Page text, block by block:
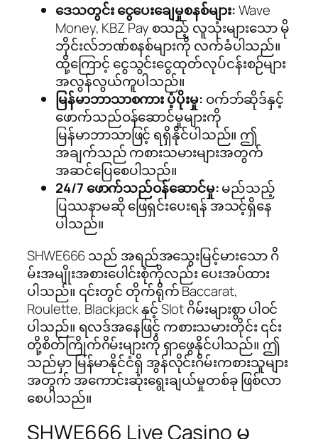
ဒေသတွင်း ငွေပေးချေမှုစနစ်များ:Wave
Money, KBZ Pay စသည့် လူသုံးများသော မို
ဘိုင်းလ်ဘဏ်စနစ်များကို လက်ခံပါသည်။
ထို့ကြောင့် ငွေသွင်းငွေထုတ်လုပ်ငန်းစဉ်များ
အလွန်လွယ်ကူပါသည်။
မြန်မာဘာသာစကား ပံ့ပိုးမှု: ဝက်ဘ်ဆိုဒ်နှင့်
ဖောက်သည်ဝန်ဆောင်မှုများကို
မြန်မာဘာသာဖြင့် ရရှိနိုင်ပါသည်။ ဤ
အချက်သည် ကစားသမားများအတွက်
အဆင်ပြေစေပါသည်။
24/7 ဖောက်သည်ဝန်ဆောင်မှု:မည်သည့်
ပြဿနာမဆို ဖြေရှင်းပေးရန် အသင့်ရှိနေ
ပါသည်။
SHWE666 သည် အရည်အသွေးမြင့်မားသော ဂိ
မ်းအမျိုးအစားပေါင်းစုံကိုလည်း ပေးအပ်ထား
ပါသည်။ ၎င်းတွင် တိုက်ရိုက် Baccarat,
Roulette, Blackjack နှင့် Slot ဂိမ်းများစွာ ပါဝင်
ပါသည်။ ရလဒ်အနေဖြင့် ကစားသမားတိုင်း ၎င်း
တို့စိတ်ကြိုက်ဂိမ်းများကို ရှာဖွေနိုင်ပါသည်။ ဤ
သည်မှာ မြန်မာနိုင်ငံရှိ အွန်လိုင်းဂိမ်းကစားသူများ
အတွက် အကောင်းဆုံးရွေးချယ်မှုတစ်ခု ဖြစ်လာ
စေပါသည်။
SHWE666 Live Casino မှ